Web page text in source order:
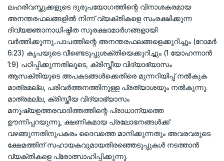
ലഹരിവസ്തുക്കളുടെ ദുരുപയോഗത്തിന്റെ വിനാശകരമായ
അനന്തരഫലങ്ങളിൽ നിന്ന് വ്യക്തികളെ സംരക്ഷിക്കുന്ന
ദിവ്യജ്ഞാനാധിഷ്ഠിത സുരക്ഷാമാർഗങ്ങളായി
വർത്തിക്കുന്നു..പാപത്തിന്റെ അനന്തരഫലങ്ങളെക്കുറിച്ചും (റോമർ
6:23) കൃപയുടെ വീണ്ടെടുപ്പുശക്തിയെക്കുറിച്ചും (1 യോഹന്നാൻ
1:9) പഠിപ്പിക്കുന്നതിലൂടെ, ക്രിസ്തീയ വിദ്യാഭ്യാസം
ആസക്തിയുടെ അപകടങ്ങൾക്കെതിരെ മുന്നറിയിപ്പ് നൽകുക
മാത്രമല്ല, പരിവർത്തനത്തിനുള്ള പ്രത്യാശയും നൽകുന്നു.
മാത്രമല്ല, ക്രിസ്തീയ വിദ്യാഭ്യാസം
മനുഷ്യഉത്തരവാദിത്തത്തിന്റെ പ്രാധാന്യത്തെ
ഊന്നിപ്പറയുന്നു, ക്ഷണികമായ പ്രലോഭനങ്ങൾക്ക്
വഴങ്ങുന്നതിനുപകരം ദൈവത്തെ മാനിക്കുന്നതും അവരവരുടെ
ക്ഷേമത്തിന് സഹായകവുമായതിരഞ്ഞെടുപ്പുകൾ നടത്താൻ
വ്യക്തികളെ പ്രോത്സാഹിപ്പിക്കുന്നു.